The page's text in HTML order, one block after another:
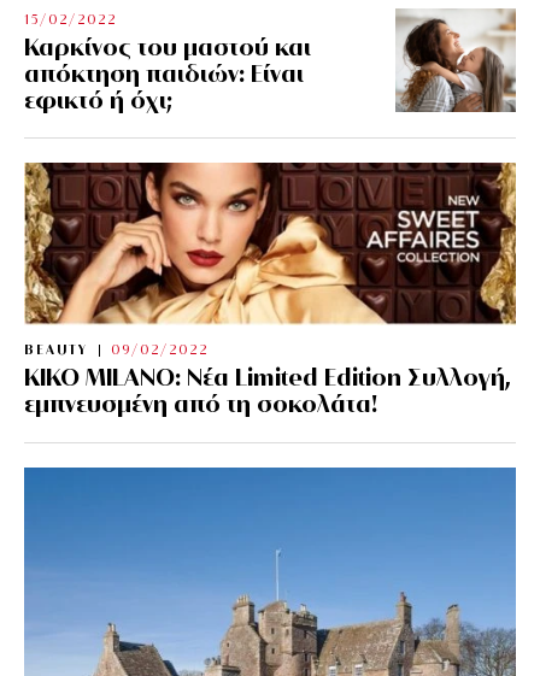
15/02/2022
Καρκίνος του μαστού και
απόκτηση παιδιών: Είναι
εφικτό ή όχι;
BEAUTY 09/02/2022
KIKO MILANO: Νέα Limited Edition Συλλογή,
εμπνευσμένη από τη σοκολάτα!